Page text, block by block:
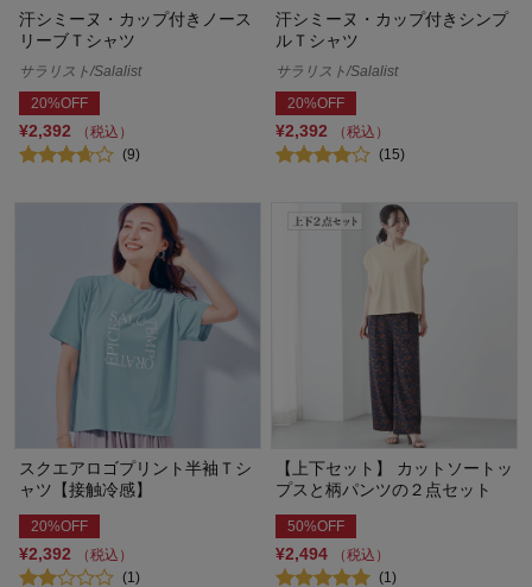
汗シミーヌ・カップ付きノース
リーブＴシャツ
サラリスト/Salalist
20%OFF
¥2,392
（税込）
(9)
汗シミーヌ・カップ付きシンプ
ルＴシャツ
サラリスト/Salalist
20%OFF
¥2,392
（税込）
(15)
スクエアロゴプリント半袖Ｔシ
ャツ【接触冷感】
20%OFF
¥2,392
（税込）
(1)
【上下セット】 カットソートッ
プスと柄パンツの２点セット
50%OFF
¥2,494
（税込）
(1)